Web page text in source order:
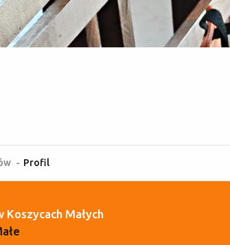
- Profil
Koszycach Małych